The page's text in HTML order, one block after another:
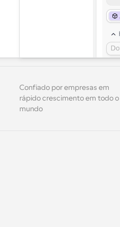
Confiado por empresas em
rápido crescimento em todo o
mundo